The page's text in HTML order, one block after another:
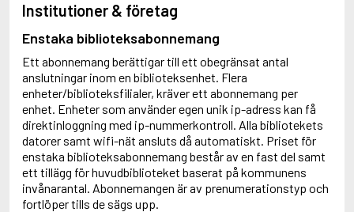
Institutioner & företag
Enstaka biblioteksabonnemang
Ett abonnemang berättigar till ett obegränsat antal
anslutningar inom en biblioteksenhet. Flera
enheter/biblioteksfilialer, kräver ett abonnemang per
enhet. Enheter som använder egen unik ip-adress kan få
direktinloggning med ip-nummerkontroll. Alla bibliotekets
datorer samt wifi-nät ansluts då automatiskt. Priset för
enstaka biblioteksabonnemang består av en fast del samt
ett tillägg för huvudbiblioteket baserat på kommunens
invånarantal. Abonnemangen är av prenumerationstyp och
fortlöper tills de sägs upp.